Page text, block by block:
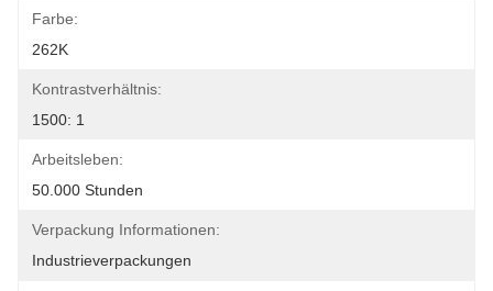
Farbe:
262K
Kontrastverhältnis:
1500: 1
Arbeitsleben:
50.000 Stunden
Verpackung Informationen:
Industrieverpackungen